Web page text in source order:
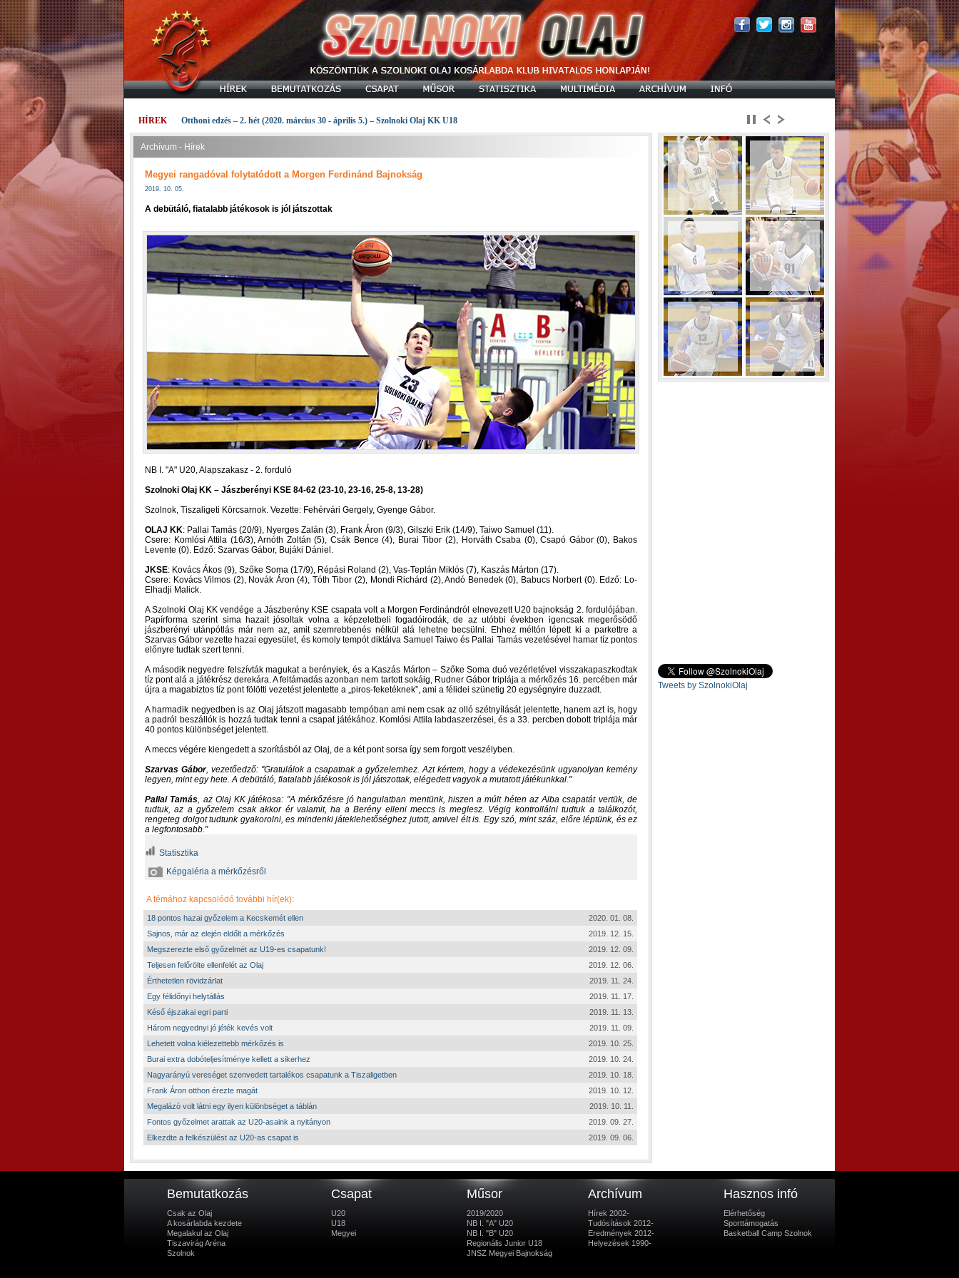
HÍREK Otthoni edzés – 2. hét (2020. március 30 - április 5.) – Szolnoki Olaj KK U18
Archívum - Hírek
Megyei rangadóval folytatódott a Morgen Ferdinánd Bajnokság
2019. 10. 05.
A debütáló, fiatalabb játékosok is jól játszottak
NB I. "A" U20, Alapszakasz - 2. forduló
Szolnoki Olaj KK – Jászberényi KSE 84-62 (23-10, 23-16, 25-8, 13-28)
Szolnok, Tiszaligeti Körcsarnok. Vezette: Fehérvári Gergely, Gyenge Gábor.
OLAJ KK: Pallai Tamás (20/9), Nyerges Zalán (3), Frank Áron (9/3), Gilszki Erik (14/9), Taiwo Samuel (11).
Csere: Komlósi Attila (16/3), Arnóth Zoltán (5), Csák Bence (4), Burai Tibor (2), Horváth Csaba (0), Csapó Gábor (0), Bakos
Levente (0). Edző: Szarvas Gábor, Bujáki Dániel.
JKSE: Kovács Ákos (9), Szőke Soma (17/9), Répási Roland (2), Vas-Teplán Miklós (7), Kaszás Márton (17).
Csere: Kovács Vilmos (2), Novák Áron (4), Tóth Tibor (2), Mondi Richárd (2), Andó Benedek (0), Babucs Norbert (0). Edző: Lo-
Elhadji Malick.
A Szolnoki Olaj KK vendége a Jászberény KSE csapata volt a Morgen Ferdinándról elnevezett U20 bajnokság 2. fordulójában.
Papírforma szerint sima hazait jósoltak volna a képzeletbeli fogadóirodák, de az utóbbi években igencsak megerősödő
jászberényi utánpótlás már nem az, amit szemrebbenés nélkül alá lehetne becsülni. Ehhez méltón lépett ki a parkettre a
Szarvas Gábor vezette hazai egyesület, és komoly tempót diktálva Samuel Taiwo és Pallai Tamás vezetésével hamar tíz pontos
előnyre tudtak szert tenni.
A második negyedre felszívták magukat a berényiek, és a Kaszás Márton – Szőke Soma duó vezérletével visszakapaszkodtak
tíz pont alá a játékrész derekára. A feltámadás azonban nem tartott sokáig, Rudner Gábor triplája a mérkőzés 16. percében már
újra a magabiztos tíz pont fölötti vezetést jelentette a „piros-feketéknek”, ami a félidei szünetig 20 egységnyire duzzadt.
A harmadik negyedben is az Olaj játszott magasabb tempóban ami nem csak az olló szétnyílását jelentette, hanem azt is, hogy
a padról beszállók is hozzá tudtak tenni a csapat játékához. Komlósi Attila labdaszerzései, és a 33. percben dobott triplája már
40 pontos különbséget jelentett.
A meccs végére kiengedett a szorításból az Olaj, de a két pont sorsa így sem forgott veszélyben.
Szarvas Gábor, vezetőedző: Gratulálok a csapatnak a győzelemhez. Azt kértem, hogy a védekezésünk ugyanolyan kemény
legyen, mint egy hete. A debütáló, fiatalabb játékosok is jól játszottak, elégedett vagyok a mutatott játékunkkal.
Pallai Tamás, az Olaj KK játékosa:
A mérkőzésre jó hangulatban mentünk, hiszen a múlt héten az Alba csapatát vertük, de
tudtuk, az a győzelem csak akkor ér valamit, ha a Berény elleni meccs is meglesz. Végig kontrollálni tudtuk a találkozót,
rengeteg dolgot tudtunk gyakorolni, es mindenki játeklehetőséghez jutott, amivel élt is. Egy szó, mint száz, előre léptünk, és ez
a legfontosabb.
Statisztika
Képgaléria a mérkőzésről
A témához kapcsolódó további hír(ek):
18 pontos hazai győzelem a Kecskemét ellen
2020. 01. 08.
Sajnos, már az elején eldőlt a mérkőzés
2019. 12. 15.
Megszerezte első győzelmét az U19-es csapatunk!
2019. 12. 09.
Teljesen felőrölte ellenfelét az Olaj
2019. 12. 06.
Érthetetlen rövidzárlat
2019. 11. 24.
Egy félidőnyi helytállás
2019. 11. 17.
Késő éjszakai egri parti
2019. 11. 13.
Három negyednyi jó jéték kevés volt
2019. 11. 09.
Lehetett volna kiélezettebb mérkőzés is
2019. 10. 25.
Burai extra dobóteljesítménye kellett a sikerhez
2019. 10. 24.
Nagyarányú vereséget szenvedett tartalékos csapatunk a Tiszaligetben
2019. 10. 18.
Frank Áron otthon érezte magát
2019. 10. 12.
Megalázó volt látni egy ilyen különbséget a táblán
2019. 10. 11.
Fontos győzelmet arattak az U20-asaink a nyitányon
2019. 09. 27.
Elkezdte a felkészülést az U20-as csapat is
2019. 09. 06.
Tweets by SzolnokiOlaj
Bemutatkozás
Csak az Olaj
A kosárlabda kezdete
Megalakul az Olaj
Tiszavirág Aréna
Szolnok
Csapat
U20
U18
Megyei
Műsor
2019/2020
NB I. "A" U20
NB I. "B" U20
Regionális Junior U18
JNSZ Megyei Bajnokság
Archívum
Hírek 2002-
Tudósítások 2012-
Eredmények 2012-
Helyezések 1990-
Hasznos infó
Elérhetőség
Sporttámogatás
Basketball Camp Szolnok